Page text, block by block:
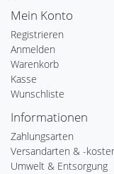
Mein Konto
Registrieren
Anmelden
Warenkorb
Kasse
Wunschliste
Informationen
Zahlungsarten
Versandarten & -
Umwelt & Entsorgung